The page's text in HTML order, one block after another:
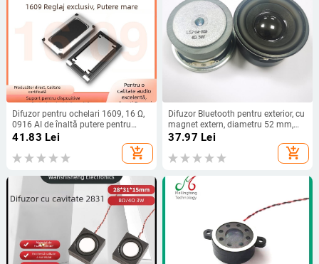
Difuzor pentru ochelari 1609, 16 Ω,
0916 AI de înaltă putere pentru
ochelari, reglaj EQ
41.83 Lei
add_shopping_cart
Difuzor Bluetooth pentru exterior, cu
magnet extern, diametru 52 mm,
margine PU circulară de 2 inci, 4 Ω,
5 W, sunet cu gamă completă
37.97 Lei
add_shopping_cart